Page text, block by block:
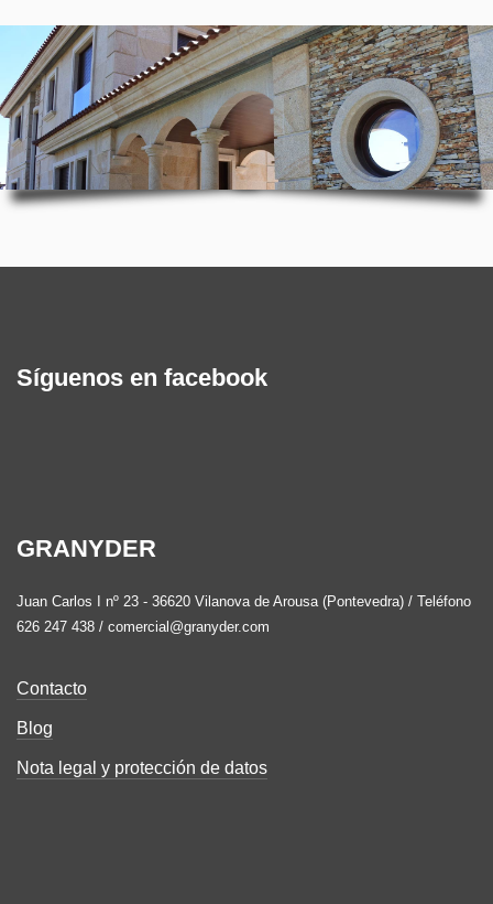
Síguenos en facebook
GRANYDER
Juan Carlos I nº 23 - 36620 Vilanova de Arousa (Pontevedra) / Teléfono
626 247 438 / comercial@granyder.com
Contacto
Blog
Nota legal y protección de datos